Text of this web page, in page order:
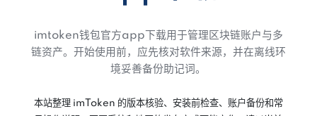
imtoken钱包官方app下载用于管理区块链账户与多
链资产。开始使用前，应先核对软件来源，并在离线环
境妥善备份助记词。
本站整理 imToken 的版本核验、安装前检查、账户备份和常